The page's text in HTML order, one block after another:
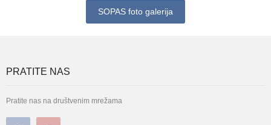
SOPAS foto galerija
PRATITE NAS
Pratite nas na društvenim mrežama